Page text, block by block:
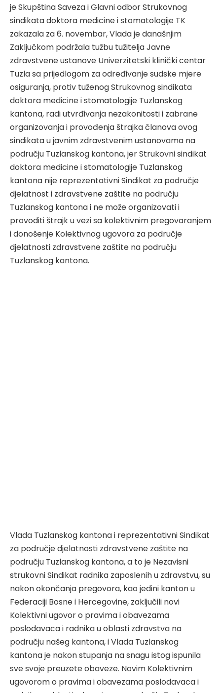
je Skupština Saveza i Glavni odbor Strukovnog
sindikata doktora medicine i stomatologije TK
zakazala za 6. novembar, Vlada je današnjim
Zaključkom podržala tužbu tužitelja Javne
zdravstvene ustanove Univerzitetski klinički centar
Tuzla sa prijedlogom za određivanje sudske mjere
osiguranja, protiv tuženog Strukovnog sindikata
doktora medicine i stomatologije Tuzlanskog
kantona, radi utvrđivanja nezakonitosti i zabrane
organizovanja i provođenja štrajka članova ovog
sindikata u javnim zdravstvenim ustanovama na
području Tuzlanskog kantona, jer Strukovni sindikat
doktora medicine i stomatologije Tuzlanskog
kantona nije reprezentativni Sindikat za područje
djelatnost i zdravstvene zaštite na području
Tuzlanskog kantona i ne može organizovati i
provoditi štrajk u vezi sa kolektivnim pregovaranjem
i donošenje Kolektivnog ugovora za područje
djelatnosti zdravstvene zaštite na području
Tuzlanskog kantona.
Vlada Tuzlanskog kantona i reprezentativni Sindikat
za područje djelatnosti zdravstvene zaštite na
području Tuzlanskog kantona, a to je Nezavisni
strukovni Sindikat radnika zaposlenih u zdravstvu, su
nakon okončanja pregovora, kao jedini kanton u
Federaciji Bosne i Hercegovine, zaključili novi
Kolektivni ugovor o pravima i obavezama
poslodavaca i radnika u oblasti zdravstva na
području našeg kantona, i Vlada Tuzlanskog
kantona je nakon stupanja na snagu istog ispunila
sve svoje preuzete obaveze. Novim Kolektivnim
ugovorom o pravima i obavezama poslodavaca i